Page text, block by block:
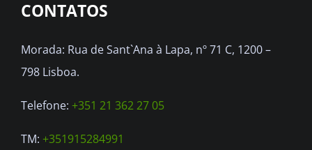
CONTATOS
Morada: Rua de Sant`Ana à Lapa, nº 71 C, 1200 –
798 Lisboa.
Telefone: +351 21 362 27 05
TM: +351915284991